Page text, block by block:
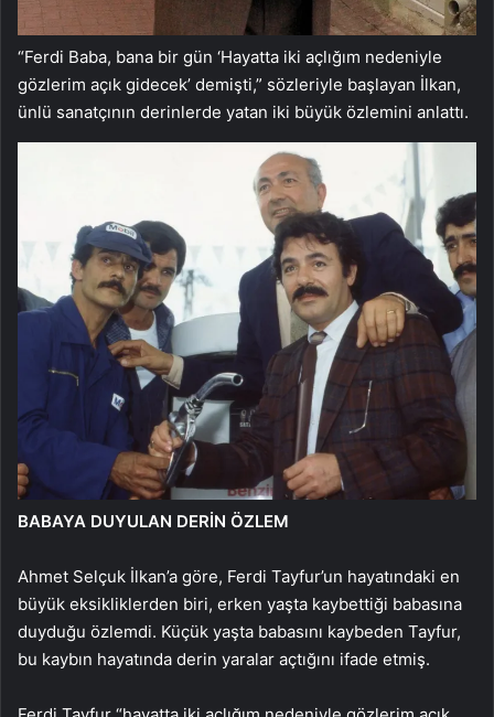
“Ferdi Baba, bana bir gün ‘Hayatta iki açlığım nedeniyle
gözlerim açık gidecek’ demişti,” sözleriyle başlayan İlkan,
ünlü sanatçının derinlerde yatan iki büyük özlemini anlattı.
BABAYA DUYULAN DERİN ÖZLEM
Ahmet Selçuk İlkan’a göre, Ferdi Tayfur’un hayatındaki en
büyük eksikliklerden biri, erken yaşta kaybettiği babasına
duyduğu özlemdi. Küçük yaşta babasını kaybeden Tayfur,
bu kaybın hayatında derin yaralar açtığını ifade etmiş.